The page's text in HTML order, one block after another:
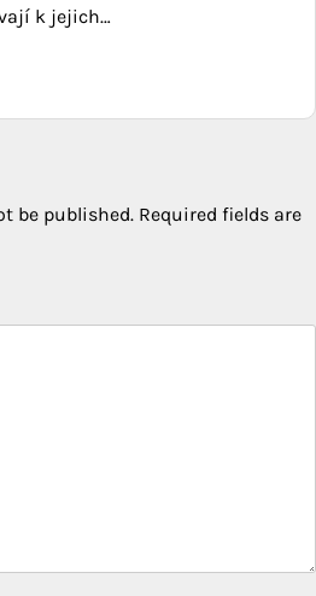
k jejich…
be published. Required fields are